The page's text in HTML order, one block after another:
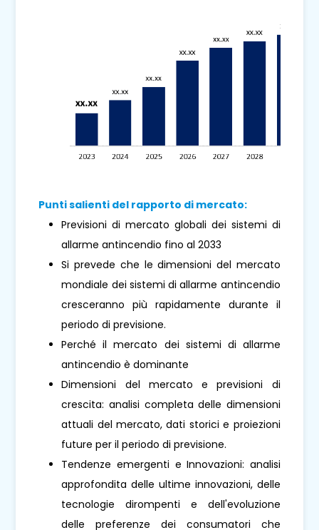
Punti salienti del rapporto di mercato:
Previsioni di mercato globali dei sistemi di
allarme antincendio fino al 2033
Si prevede che le dimensioni del mercato
mondiale dei sistemi di allarme antincendio
cresceranno più rapidamente durante il
periodo di previsione.
Perché il mercato dei sistemi di allarme
antincendio è dominante
Dimensioni del mercato e previsioni di
crescita: analisi completa delle dimensioni
attuali del mercato, dati storici e proiezioni
future per il periodo di previsione.
Tendenze emergenti e Innovazioni: analisi
approfondita delle ultime innovazioni, delle
tecnologie dirompenti e dell'evoluzione
delle preferenze dei consumatori che